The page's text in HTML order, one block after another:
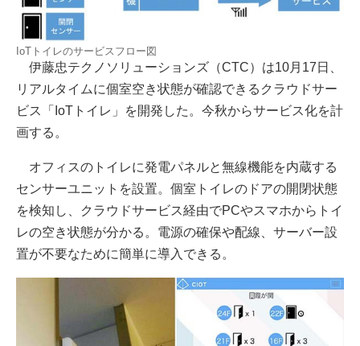
IoTトイレのサービスフロー図
伊藤忠テクノソリューションズ（CTC）は10月17日、
リアルタイムに個室空き状態が確認できるクラウドサー
ビス「IoTトイレ」を開発した。今秋からサービス化を計
画する。
オフィスのトイレに発電パネルと無線機能を内蔵する
センサーユニットを設置。個室トイレのドアの開閉状態
を検知し、クラウドサービス経由でPCやスマホからトイ
レの空き状態が分かる。電源の確保や配線、サーバー設
置が不要なために簡単に導入できる。